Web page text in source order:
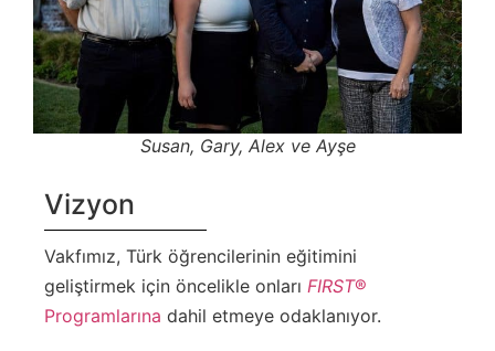
Susan, Gary, Alex ve Ayşe
Vizyon
Vakfımız, Türk öğrencilerinin eğitimini
geliştirmek için öncelikle onları FIRST®
Programlarına dahil etmeye odaklanıyor.